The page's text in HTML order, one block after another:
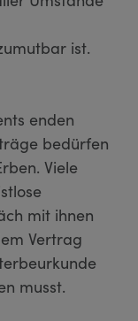
ist.
enden
bedürfen
Viele
mit ihnen
Vertrag
musst.